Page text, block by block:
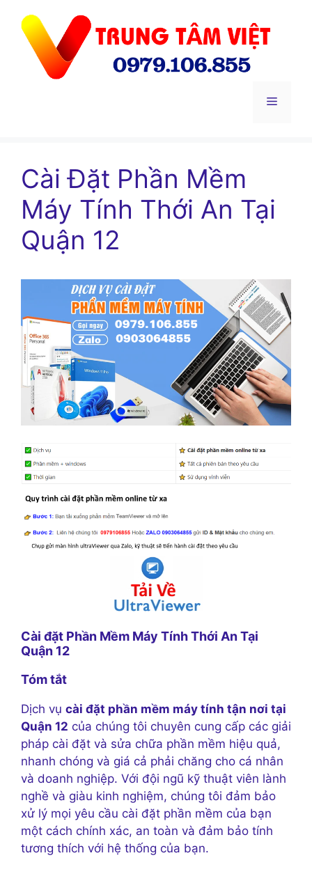
Menu
Cài Đặt Phần Mềm
Máy Tính Thới An Tại
Quận 12
Cài đặt Phần Mềm Máy Tính Thới An Tại
Quận 12
Tóm tắt
Dịch vụ cài đặt phần mềm máy tính tận nơi tại
Quận 12 của chúng tôi chuyên cung cấp các giải
pháp cài đặt và sửa chữa phần mềm hiệu quả,
nhanh chóng và giá cả phải chăng cho cá nhân
và doanh nghiệp. Với đội ngũ kỹ thuật viên lành
nghề và giàu kinh nghiệm, chúng tôi đảm bảo
xử lý mọi yêu cầu cài đặt phần mềm của bạn
một cách chính xác, an toàn và đảm bảo tính
tương thích với hệ thống của bạn.